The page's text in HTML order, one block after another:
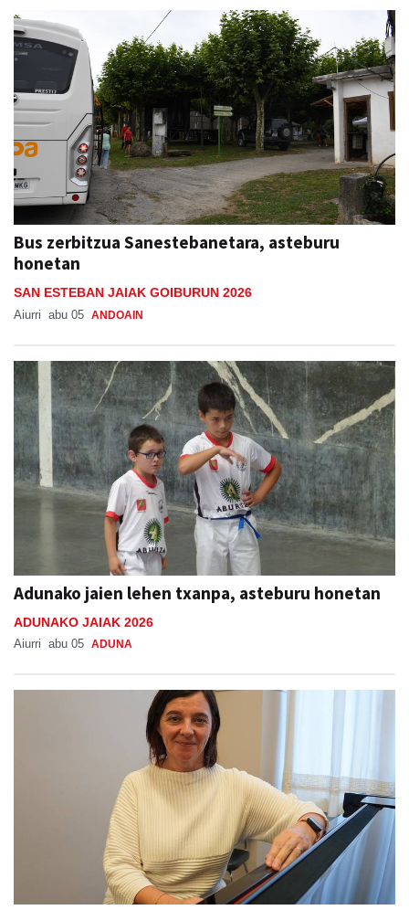
Bus zerbitzua Sanestebanetara, asteburu
honetan
SAN ESTEBAN JAIAK GOIBURUN 2026
Aiurri abu 05 ANDOAIN
Adunako jaien lehen txanpa, asteburu honetan
ADUNAKO JAIAK 2026
Aiurri abu 05 ADUNA